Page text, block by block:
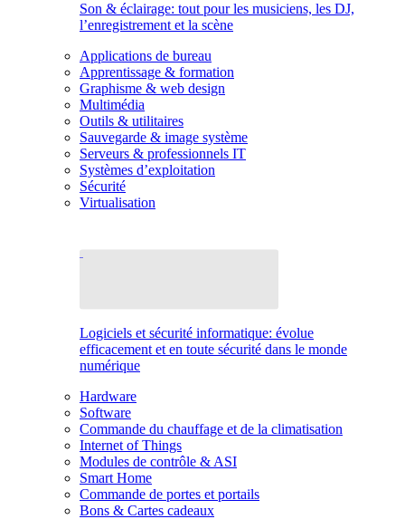
Son & éclairage: tout pour les musiciens, les DJ,
l’enregistrement et la scène
Applications de bureau
Apprentissage & formation
Graphisme & web design
Multimédia
Outils & utilitaires
Sauvegarde & image système
Serveurs & professionnels IT
Systèmes d’exploitation
Sécurité
Virtualisation
Logiciels et sécurité informatique: évolue
efficacement et en toute sécurité dans le monde
numérique
Hardware
Software
Commande du chauffage et de la climatisation
Internet of Things
Modules de contrôle & ASI
Smart Home
Commande de portes et portails
Bons & Cartes cadeaux